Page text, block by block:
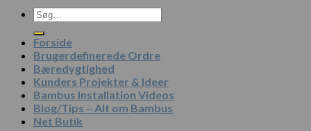
Søg
efter:
Forside
Brugerdefinerede Ordre
Bæredygtighed
Kunders Projekter & Ideer
Bambus Installation Videos
Blog/Tips – Alt om Bambus
Net Butik